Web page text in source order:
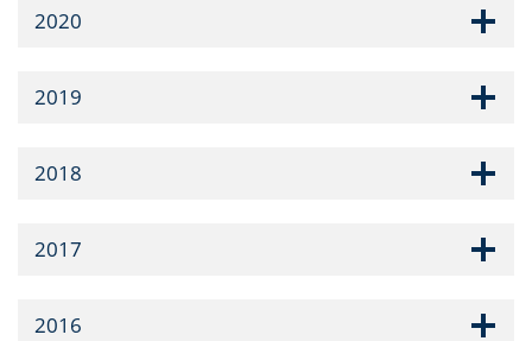
2020
2019
2018
2017
2016